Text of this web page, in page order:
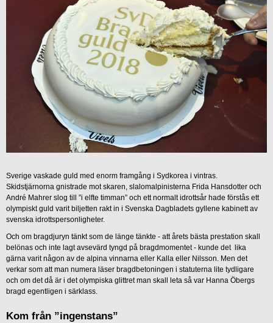
Sverige vaskade guld med enorm framgång i Sydkorea i vintras.
Skidstjärnorna gnistrade mot skaren, slalomalpinisterna Frida Hansdotter och
André Mahrer slog till ”i elfte timman” och ett normalt idrottsår hade förstås ett
olympiskt guld varit biljetten rakt in i Svenska Dagbladets gyllene kabinett av
svenska idrottspersonligheter.
Och om bragdjuryn tänkt som de länge tänkte - att årets bästa prestation skall
belönas och inte lagt avsevärd tyngd på bragdmomentet - kunde det lika
gärna varit någon av de alpina vinnarna eller Kalla eller Nilsson. Men det
verkar som att man numera läser bragdbetoningen i statuterna lite tydligare
och om det då är i det olympiska glittret man skall leta så var Hanna Öbergs
bragd egentligen i särklass.
Kom från ”ingenstans”